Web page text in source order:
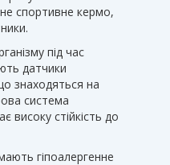
спортивне кермо,
під час
датчики
знаходяться на
система
високу стійкість до
гіпоалергенне